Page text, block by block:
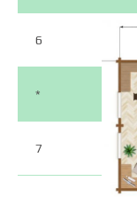
6
*
7